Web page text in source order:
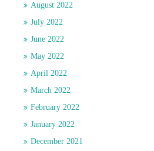
August 2022
July 2022
June 2022
May 2022
April 2022
March 2022
February 2022
January 2022
December 2021